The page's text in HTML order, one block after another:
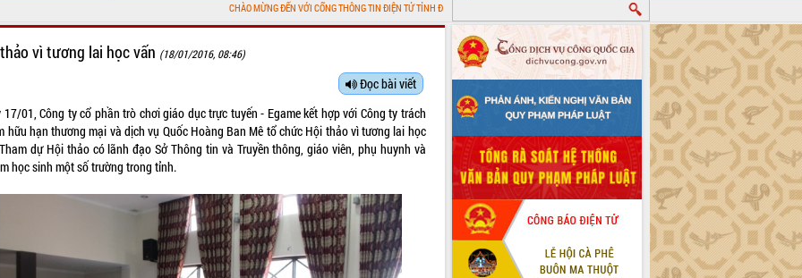
CHÀO MỪNG ĐẾN VỚI CỔNG THÔNG TIN ĐIỆN TỬ TỈNH ĐẮK LẮK
vì tương lai học vấn (18/01/2016, 08:46)
Đọc bài viết
17/01, Công ty cổ phần trò chơi giáo dục trực tuyến - Egame kết hợp với Công ty trách
hữu hạn thương mại và dịch vụ Quốc Hoàng Ban Mê tổ chức Hội thảo vì tương lai học
dự Hội thảo có lãnh đạo Sở Thông tin và Truyền thông, giáo viên, phụ huynh và
học sinh một số trường trong tỉnh.